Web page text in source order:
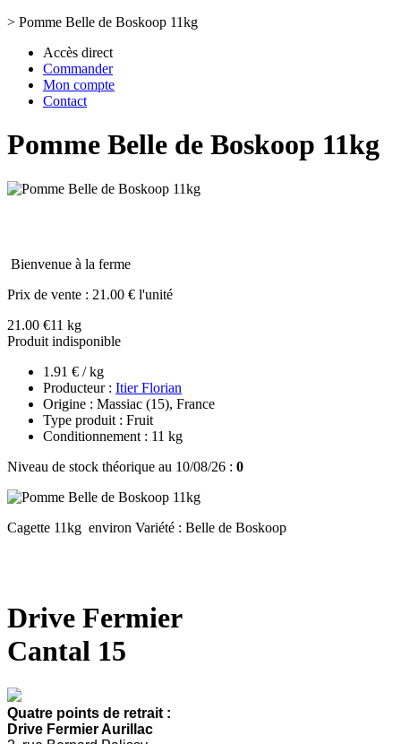
> Pomme Belle de Boskoop 11kg
Accès direct
Commander
Mon compte
Contact
Pomme Belle de Boskoop 11kg
Bienvenue à la ferme
Prix de vente : 21.00 € l'unité
21.00 €11 kg
Produit indisponible
1.91 € / kg
Producteur : Itier Florian
Origine : Massiac (15), France
Type produit : Fruit
Conditionnement : 11 kg
Niveau de stock théorique au 10/08/26 : 0
Cagette 11kg environ Variété : Belle de Boskoop
Drive Fermier
Cantal 15
Quatre points de retrait :
Drive Fermier Aurillac